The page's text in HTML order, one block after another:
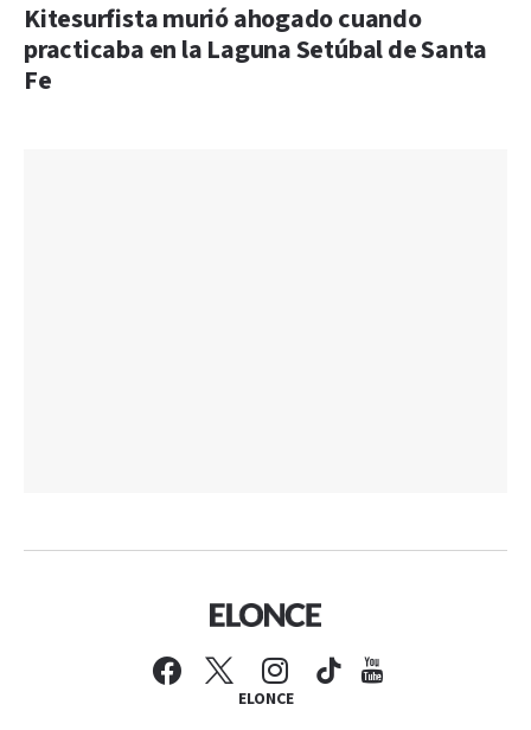
Kitesurfista murió ahogado cuando
practicaba en la Laguna Setúbal de Santa
Fe
ELONCE